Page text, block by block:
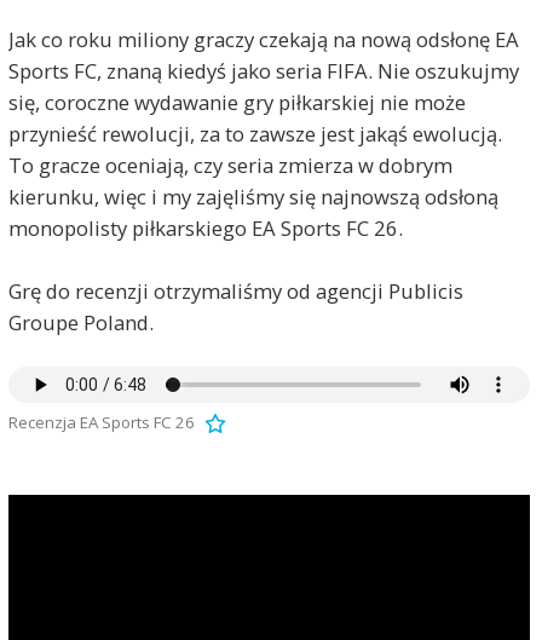
Jak co roku miliony graczy czekają na nową odsłonę EA
Sports FC, znaną kiedyś jako seria FIFA. Nie oszukujmy
się, coroczne wydawanie gry piłkarskiej nie może
przynieść rewolucji, za to zawsze jest jakąś ewolucją.
To gracze oceniają, czy seria zmierza w dobrym
kierunku, więc i my zajęliśmy się najnowszą odsłoną
monopolisty piłkarskiego EA Sports FC 26.
Grę do recenzji otrzymaliśmy od agencji Publicis
Groupe Poland.
Recenzja EA Sports FC 26